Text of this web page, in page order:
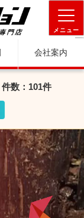
メニュー
会社案内
件数：101件